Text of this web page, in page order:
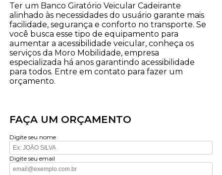
Ter um Banco Giratório Veicular Cadeirante
alinhado às necessidades do usuário garante mais
facilidade, segurança e conforto no transporte. Se
você busca esse tipo de equipamento para
aumentar a acessibilidade veicular, conheça os
serviços da Moro Mobilidade, empresa
especializada há anos garantindo acessibilidade
para todos. Entre em contato para fazer um
orçamento.
FAÇA UM ORÇAMENTO
Digite seu nome
Digite seu email